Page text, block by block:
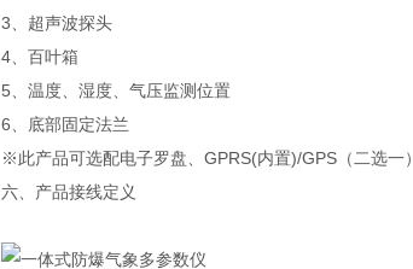
3、超声波探头
4、百叶箱
5、温度、湿度、气压监测位置
6、底部固定法兰
※此产品可选配电子罗盘、GPRS(内置)/GPS（二选一）
六、产品接线定义